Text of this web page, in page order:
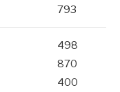
793
498
870
400